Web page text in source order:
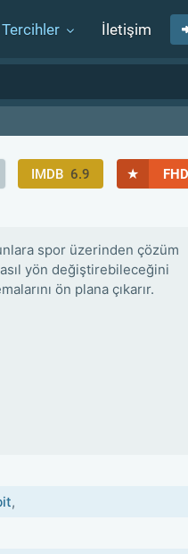
Tercihler İletişim
IMDB 6.9 ★ FHD
spor üzerinden çözüm
yön değiştirebileceğini
ön plana çıkarır.
,